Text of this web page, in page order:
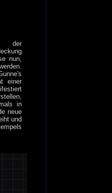
der
nun,
einer
in
neue
und